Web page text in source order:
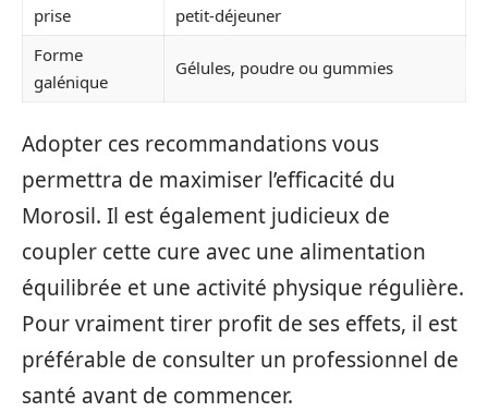
prise
petit-déjeuner
Forme
galénique
Gélules, poudre ou gummies
Adopter ces recommandations vous
permettra de maximiser l’efficacité du
Morosil. Il est également judicieux de
coupler cette cure avec une alimentation
équilibrée et une activité physique régulière.
Pour vraiment tirer profit de ses effets, il est
préférable de consulter un professionnel de
santé avant de commencer.